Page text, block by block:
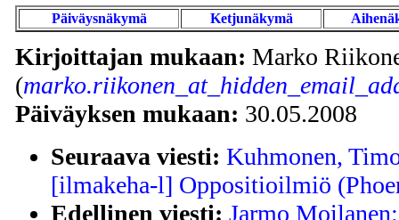
Päiväysnäkymä Ketjunäkymä
Kirjoittajan mukaan: Marko
(
Päiväyksen mukaan: 30.05.2008
Seuraava viesti: Kuhmonen,
[ilmakeha-l] Oppositioilmiö
Edellinen viesti: Jarmo